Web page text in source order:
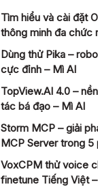
Tìm hiểu và cài đặt
thông minh đa chức
Dùng thử Pika –
cực đỉnh – Mì AI
TopView.AI 4.0 –
tác bá đạo – Mì AI
Storm MCP – giải
MCP Server trong 5
VoxCPM thử voice
finetune Tiếng Việt